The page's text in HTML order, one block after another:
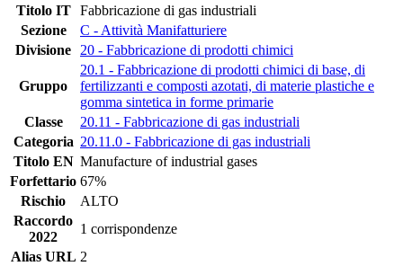
Titolo IT
Fabbricazione di gas industriali
Sezione
C - Attività Manifatturiere
Divisione
20 - Fabbricazione di prodotti chimici
Gruppo
20.1 - Fabbricazione di prodotti chimici di base, di
fertilizzanti e composti azotati, di materie plastiche e
gomma sintetica in forme primarie
Classe
20.11 - Fabbricazione di gas industriali
Categoria 20.11.0 - Fabbricazione di gas industriali
Titolo EN Manufacture of industrial gases
Forfettario 67%
Rischio
ALTO
Raccordo
2022
1 corrispondenze
Alias URL 2